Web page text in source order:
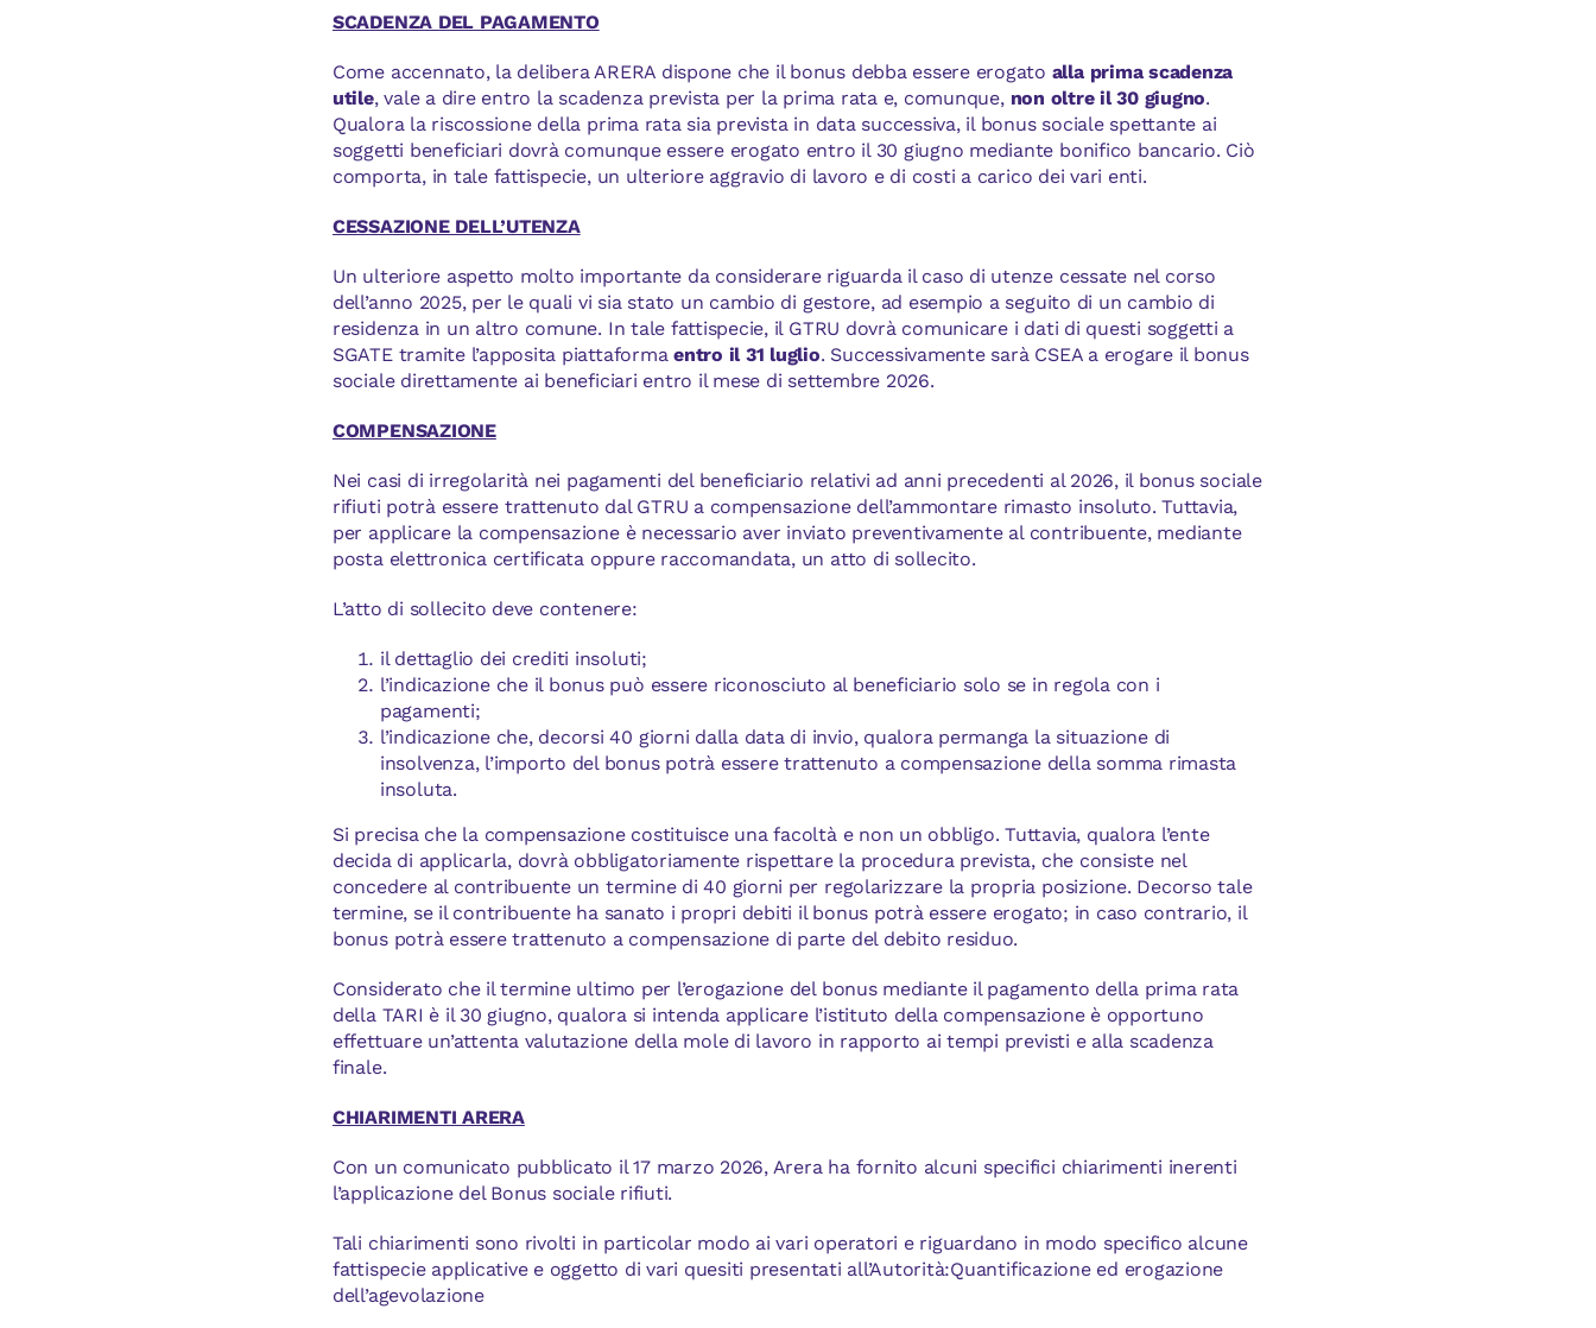
SCADENZA DEL PAGAMENTO
Come accennato, la delibera ARERA dispone che il bonus debba essere erogato alla prima scadenza
utile, vale a dire entro la scadenza prevista per la prima rata e, comunque, non oltre il 30 giugno.
Qualora la riscossione della prima rata sia prevista in data successiva, il bonus sociale spettante ai
soggetti beneficiari dovrà comunque essere erogato entro il 30 giugno mediante bonifico bancario. Ciò
comporta, in tale fattispecie, un ulteriore aggravio di lavoro e di costi a carico dei vari enti.
CESSAZIONE DELL’UTENZA
Un ulteriore aspetto molto importante da considerare riguarda il caso di utenze cessate nel corso
dell’anno 2025, per le quali vi sia stato un cambio di gestore, ad esempio a seguito di un cambio di
residenza in un altro comune. In tale fattispecie, il GTRU dovrà comunicare i dati di questi soggetti a
SGATE tramite l’apposita piattaformaentro il 31 luglio. Successivamente sarà CSEA a erogare il bonus
sociale direttamente ai beneficiari entro il mese di settembre 2026.
COMPENSAZIONE
Nei casi di irregolarità nei pagamenti del beneficiario relativi ad anni precedenti al 2026, il bonus sociale
rifiuti potrà essere trattenuto dal GTRU a compensazione dell’ammontare rimasto insoluto. Tuttavia,
per applicare la compensazione è necessario aver inviato preventivamente al contribuente, mediante
posta elettronica certificata oppure raccomandata, un atto di sollecito.
L’atto di sollecito deve contenere:
il dettaglio dei crediti insoluti;
l’indicazione che il bonus può essere riconosciuto al beneficiario solo se in regola con i
pagamenti;
l’indicazione che, decorsi 40 giorni dalla data di invio, qualora permanga la situazione di
insolvenza, l’importo del bonus potrà essere trattenuto a compensazione della somma rimasta
insoluta.
Si precisa che la compensazione costituisce una facoltà e non un obbligo. Tuttavia, qualora l’ente
decida di applicarla, dovrà obbligatoriamente rispettare la procedura prevista, che consiste nel
concedere al contribuente un termine di 40 giorni per regolarizzare la propria posizione. Decorso tale
termine, se il contribuente ha sanato i propri debiti il bonus potrà essere erogato; in caso contrario, il
bonus potrà essere trattenuto a compensazione di parte del debito residuo.
Considerato che il termine ultimo per l’erogazione del bonus mediante il pagamento della prima rata
della TARI è il 30 giugno, qualora si intenda applicare l’istituto della compensazione è opportuno
effettuare un’attenta valutazione della mole di lavoro in rapporto ai tempi previsti e alla scadenza
finale.
CHIARIMENTI ARERA
Con un comunicato pubblicato il 17 marzo 2026, Arera ha fornito alcuni specifici chiarimenti inerenti
l’applicazione del Bonus sociale rifiuti.
Tali chiarimenti sono rivolti in particolar modo ai vari operatori e riguardano in modo specifico alcune
fattispecie applicative e oggetto di vari quesiti presentati all’Autorità:Quantificazione ed erogazione
dell’agevolazione